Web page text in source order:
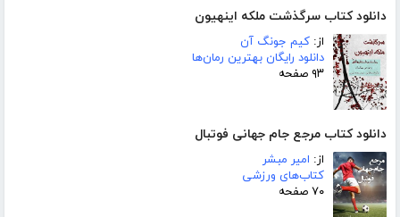
دانلود کتاب سرگذشت ملکه اینهیون
از: کیم جونگ آن
دانلود رایگان بهترین رمان‌ها
۹۳ صفحه
دانلود کتاب مرجع جام جهانی فوتبال
از: امیر مبشر
کتاب‌های ورزشی
۷۰ صفحه